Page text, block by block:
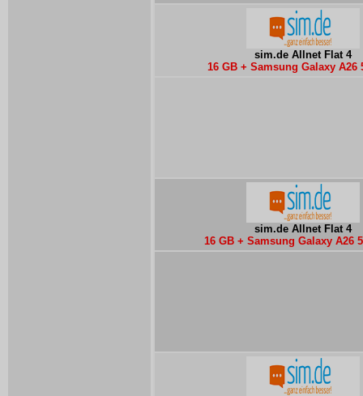
sim.de Allnet Flat 4
16 GB + Samsung Galaxy A26
sim.de Allnet Flat 4
16 GB + Samsung Galaxy A26